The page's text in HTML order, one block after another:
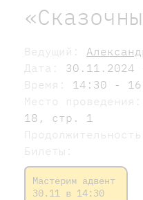
Ведущий:
Дата: 30.11.2024
Время: 14:30 -
Место проведения:
18, стр. 1
Билеты:
Мастерим адвент
30.11 в 14:30